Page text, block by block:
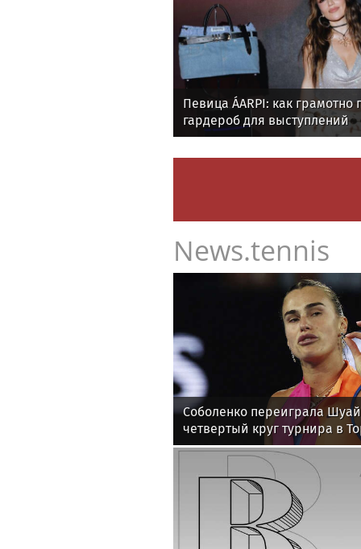
Певица ÁARPI: как грамотно
гардероб для выступлений
News.tennis
Соболенко переиграла
четвертый круг турнира в